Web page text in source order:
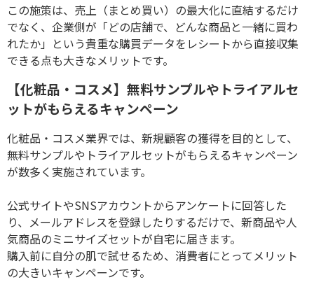
この施策は、売上（まとめ買い）の最大化に直結するだけ
でなく、企業側が「どの店舗で、どんな商品と一緒に買わ
れたか」という貴重な購買データをレシートから直接収集
できる点も大きなメリットです。
【化粧品・コスメ】無料サンプルやトライアルセ
ットがもらえるキャンペーン
化粧品・コスメ業界では、新規顧客の獲得を目的として、
無料サンプルやトライアルセットがもらえるキャンペーン
が数多く実施されています。
公式サイトやSNSアカウントからアンケートに回答した
り、メールアドレスを登録したりするだけで、新商品や人
気商品のミニサイズセットが自宅に届きます。
購入前に自分の肌で試せるため、消費者にとってメリット
の大きいキャンペーンです。